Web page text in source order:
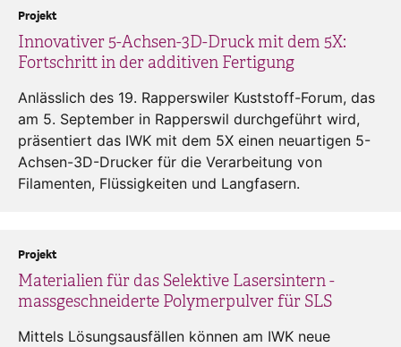
Innovativer 5-Achsen-3D-Druck mit dem 5X:
Fortschritt in der additiven Fertigung
Projekt
Anlässlich des 19. Rapperswiler Kuststoff-Forum, das
am 5. September in Rapperswil durchgeführt wird,
präsentiert das IWK mit dem 5X einen neuartigen 5-
Achsen-3D-Drucker für die Verarbeitung von
Filamenten, Flüssigkeiten und Langfasern.
Materialien für das Selektive Lasersintern -
massgeschneiderte Polymerpulver für SLS
Projekt
Mittels Lösungsausfällen können am IWK neue